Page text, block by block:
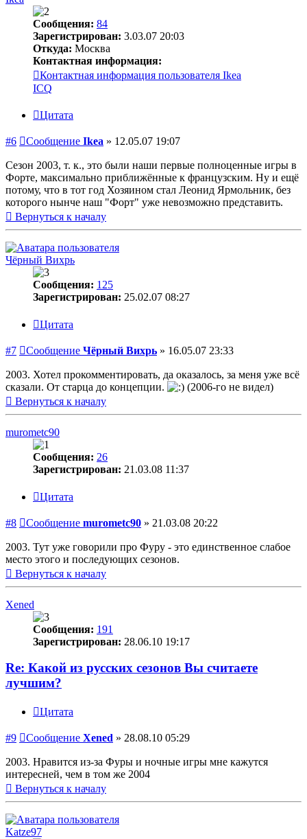
Сообщения: 84
Зарегистрирован: 3.03.07 20:03
Откуда: Москва
Контактная информация:
Контактная информация пользователя Ikea
ICQ
Цитата
#6 Сообщение Ikea » 12.05.07 19:07
Сезон 2003, т. к., это были наши первые полноценные игры в
Форте, максимально приближённые к французским. Ну и ещё
потому, что в тот год Хозяином стал Леонид Ярмольник, без
которого нынче наш "Форт" уже невозможно представить.
Вернуться к началу
Чёрный Вихрь
Сообщения: 125
Зарегистрирован: 25.02.07 08:27
Цитата
#7 Сообщение Чёрный Вихрь » 16.05.07 23:33
2003. Хотел прокомментировать, да оказалось, за меня уже всё
сказали. От старца до концепции.
(2006-го не видел)
Вернуться к началу
murometc90
Сообщения: 26
Зарегистрирован: 21.03.08 11:37
Цитата
#8 Сообщение murometc90 » 21.03.08 20:22
2003. Тут уже говорили про Фуру - это единственное слабое
место этого и последующих сезонов.
Вернуться к началу
Xened
Сообщения: 191
Зарегистрирован: 28.06.10 19:17
Re: Какой из русских сезонов Вы считаете
лучшим?
Цитата
#9 Сообщение Xened » 28.08.10 05:29
2003. Нравится из-за Фуры и ночные игры мне кажутся
интересней, чем в том же 2004
Вернуться к началу
Katze97